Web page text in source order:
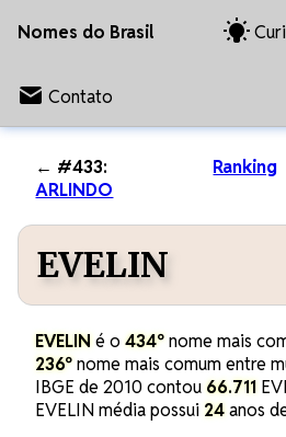
Nomes do Brasil
Contato
← #433:
ARLINDO
Ranking
EVELIN
EVELINé o434ºnome mais
236ºnome mais comum entre
IBGE de 2010 contou66.711
EVELIN média possui 24anos